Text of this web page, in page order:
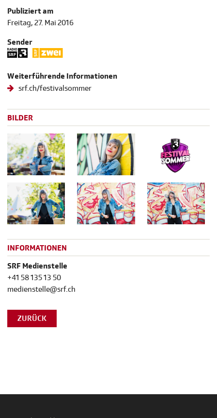
Publiziert am
Freitag, 27. Mai 2016
Sender
Weiterführende Informationen
srf.ch/festivalsommer
BILDER
INFORMATIONEN
SRF Medienstelle
+41 58 135 13 50
medienstelle@srf.ch
ZURÜCK